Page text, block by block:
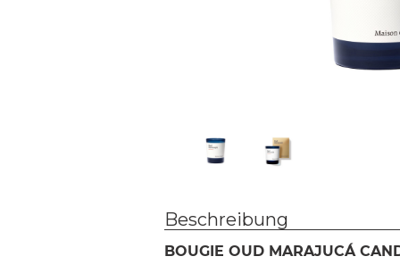
Beschreibung
BOUGIE OUD MARAJUCÁ